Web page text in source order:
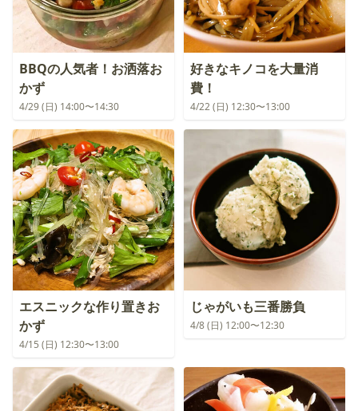
BBQの人気者！お洒落お
かず
4/29 (日) 14:00〜14:30
好きなキノコを大量消
費！
4/22 (日) 12:30〜13:00
エスニックな作り置きお
かず
4/15 (日) 12:30〜13:00
じゃがいも三番勝負
4/8 (日) 12:00〜12:30